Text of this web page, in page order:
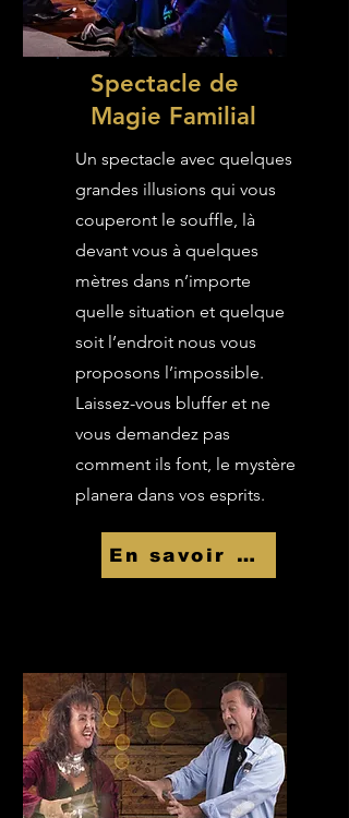
Spectacle de
Magie Familial
Un spectacle avec quelques
grandes illusions qui vous
couperont le souffle, là
devant vous à quelques
mètres dans n’importe
quelle situation et quelque
soit l’endroit nous vous
proposons l’impossible.
Laissez-vous bluffer et ne
vous demandez pas
comment ils font, le mystère
planera dans vos esprits.
En savoir Plus